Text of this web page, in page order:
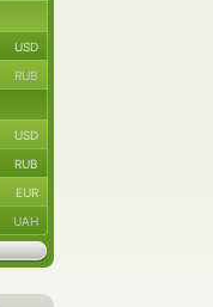
USD
RUB
USD
RUB
EUR
UAH